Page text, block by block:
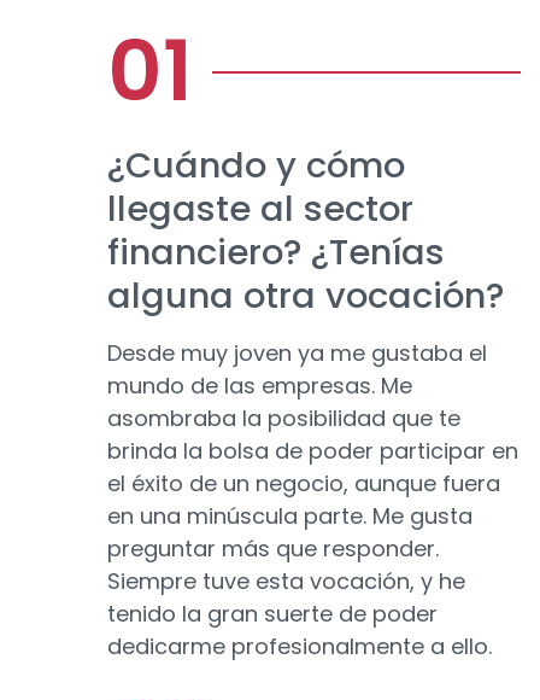
¿Cuándo y cómo
llegaste al sector
financiero? ¿Tenías
alguna otra vocación?
Desde muy joven ya me gustaba el
mundo de las empresas. Me
asombraba la posibilidad que te
brinda la bolsa de poder participar en
el éxito de un negocio, aunque fuera
en una minúscula parte. Me gusta
preguntar más que responder.
Siempre tuve esta vocación, y he
tenido la gran suerte de poder
dedicarme profesionalmente a ello.